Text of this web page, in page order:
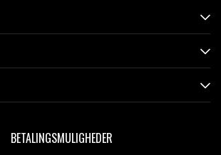
BETALINGSMULIGHEDER